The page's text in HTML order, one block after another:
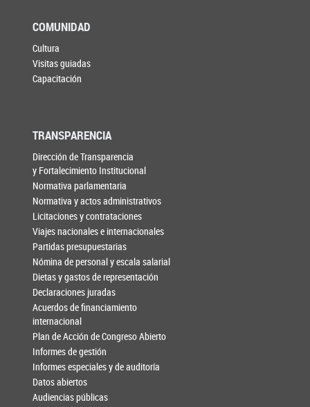
COMUNIDAD
Cultura
Visitas guiadas
Capacitación
TRANSPARENCIA
Dirección de Transparencia
y Fortalecimiento Institucional
Normativa parlamentaria
Normativa y actos administrativos
Licitaciones y contrataciones
Viajes nacionales e internacionales
Partidas presupuestarias
Nómina de personal y escala salarial
Dietas y gastos de representación
Declaraciones juradas
Acuerdos de financiamiento
internacional
Plan de Acción de Congreso Abierto
Informes de gestión
Informes especiales y de auditoría
Datos abiertos
Audiencias públicas